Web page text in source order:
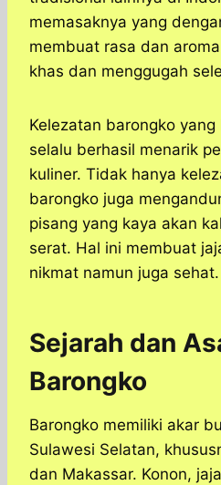
memasaknya yang
membuat rasa dan
khas dan menggugah
Kelezatan barongko
selalu berhasil menarik
kuliner. Tidak hanya
barongko juga
pisang yang kaya akan
serat. Hal ini membuat
nikmat namun juga sehat.
Sejarah dan
Barongko
Barongko memiliki akar
Sulawesi Selatan,
dan Makassar. Konon,